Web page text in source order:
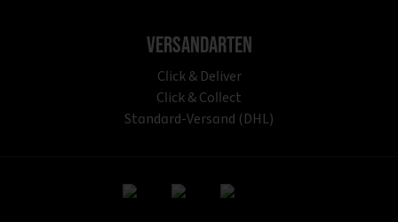
Versandarten
Click & Deliver
Click & Collect
Standard-Versand (DHL)